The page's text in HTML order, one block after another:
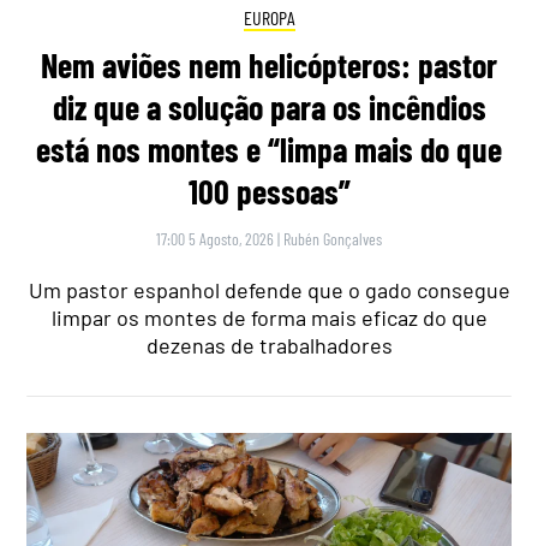
EUROPA
Nem aviões nem helicópteros: pastor
diz que a solução para os incêndios
está nos montes e “limpa mais do que
100 pessoas”
17:00 5 Agosto, 2026 | Rubén Gonçalves
Um pastor espanhol defende que o gado consegue
limpar os montes de forma mais eficaz do que
dezenas de trabalhadores